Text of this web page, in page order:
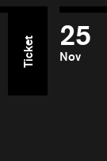
Ticket 25
Nov